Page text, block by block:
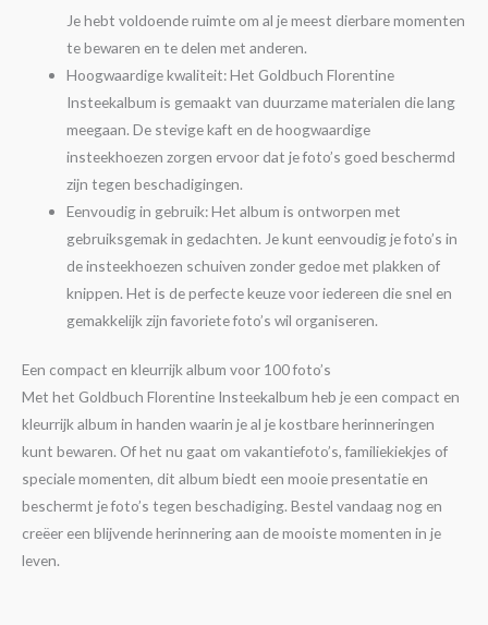
Je hebt voldoende ruimte om al je meest dierbare momenten
te bewaren en te delen met anderen.
Hoogwaardige kwaliteit: Het Goldbuch Florentine
Insteekalbum is gemaakt van duurzame materialen die lang
meegaan. De stevige kaft en de hoogwaardige
insteekhoezen zorgen ervoor dat je foto’s goed beschermd
zijn tegen beschadigingen.
Eenvoudig in gebruik: Het album is ontworpen met
gebruiksgemak in gedachten. Je kunt eenvoudig je foto’s in
de insteekhoezen schuiven zonder gedoe met plakken of
knippen. Het is de perfecte keuze voor iedereen die snel en
gemakkelijk zijn favoriete foto’s wil organiseren.
Een compact en kleurrijk album voor 100 foto’s
Met het Goldbuch Florentine Insteekalbum heb je een compact en
kleurrijk album in handen waarin je al je kostbare herinneringen
kunt bewaren. Of het nu gaat om vakantiefoto’s, familiekiekjes of
speciale momenten, dit album biedt een mooie presentatie en
beschermt je foto’s tegen beschadiging. Bestel vandaag nog en
creëer een blijvende herinnering aan de mooiste momenten in je
leven.